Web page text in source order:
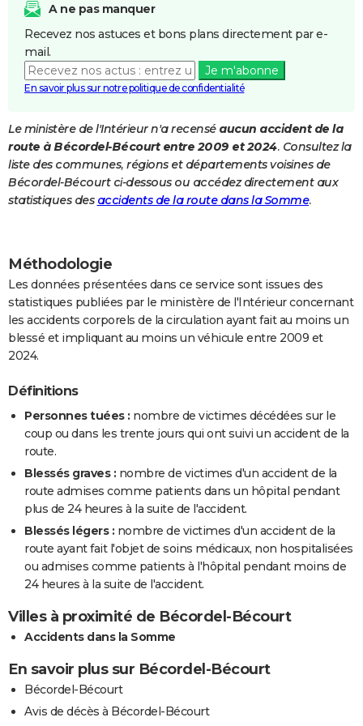
Destinations
City break
Voyage nature
Voyage de noces
Forum
Climat
PHOTO
GUIDES D'ACHAT
BONS PLANS
Carte de Noël
Carte Bonne année
Carte Saint-Valentin
Carte Pâques
Carte d'anniversaire
DICTIONNAIRE
Dictionnaire
Biographies
Citations
Expressions
Proverbes
PROGRAMME TV
FORUM
Bricolage
Television
A ne pas manquer
Recevez nos astuces et bons plans directement par e-
mail.
Je m'abonne
En savoir plus sur notre politique de confidentialité
Le ministère de l'Intérieur n'a recensé aucun accident de la
route à Bécordel-Bécourt entre 2009 et 2024. Consultez la
liste des communes, régions et départements voisines de
Bécordel-Bécourt ci-dessous ou accédez directement aux
statistiques des accidents de la route dans la Somme.
Méthodologie
Les données présentées dans ce service sont issues des
statistiques publiées par le ministère de l'Intérieur concernant
les accidents corporels de la circulation ayant fait au moins un
blessé et impliquant au moins un véhicule entre 2009 et
2024.
Définitions
Personnes tuées : nombre de victimes décédées sur le
coup ou dans les trente jours qui ont suivi un accident de la
route.
Blessés graves : nombre de victimes d'un accident de la
route admises comme patients dans un hôpital pendant
plus de 24 heures à la suite de l'accident.
Blessés légers : nombre de victimes d'un accident de la
route ayant fait l'objet de soins médicaux, non hospitalisées
ou admises comme patients à l'hôpital pendant moins de
24 heures à la suite de l'accident.
Villes à proximité de Bécordel-Bécourt
Accidents dans la Somme
En savoir plus sur Bécordel-Bécourt
Bécordel-Bécourt
Avis de décès à Bécordel-Bécourt